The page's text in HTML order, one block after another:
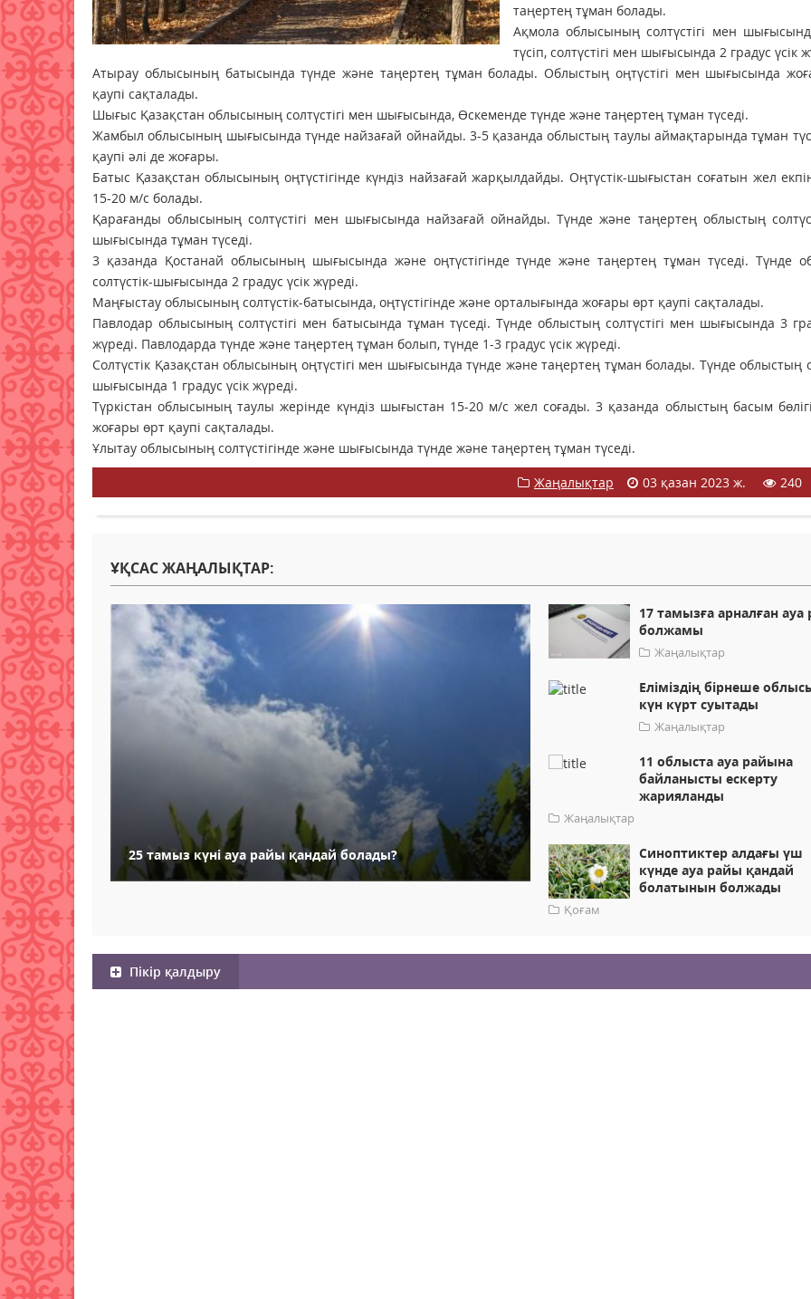
таңертең тұман болады.
Ақмола облысының солтүстігі мен
түсіп, солтүстігі мен шығысында 2 градус үсік
Атырау облысының батысында түнде және таңертең тұман болады. Облыстың оңтүстігі мен шығысында
қаупі сақталады.
Шығыс Қазақстан облысының солтүстігі мен шығысында, Өскеменде түнде және таңертең тұман түседі.
Жамбыл облысының шығысында түнде найзағай ойнайды. 3-5 қазанда облыстың таулы аймақтарында тұман
қаупі әлі де жоғары.
Батыс Қазақстан облысының оңтүстігінде күндіз найзағай жарқылдайды. Оңтүстік-шығыстан соғатын жел
15-20 м/с болады.
Қарағанды облысының солтүстігі мен шығысында найзағай ойнайды. Түнде және таңертең облыстың
шығысында тұман түседі.
3 қазанда Қостанай облысының шығысында және оңтүстігінде түнде және таңертең тұман түседі. Түнде
солтүстік-шығысында 2 градус үсік жүреді.
Маңғыстау облысының солтүстік-батысында, оңтүстігінде және орталығында жоғары өрт қаупі сақталады.
Павлодар облысының солтүстігі мен батысында тұман түседі. Түнде облыстың солтүстігі мен шығысында 3
жүреді. Павлодарда түнде және таңертең тұман болып, түнде 1-3 градус үсік жүреді.
Солтүстік Қазақстан облысының оңтүстігі мен шығысында түнде және таңертең тұман болады. Түнде облыстың
шығысында 1 градус үсік жүреді.
Түркістан облысының таулы жерінде күндіз шығыстан 15-20 м/с жел соғады. 3 қазанда облыстың басым
жоғары өрт қаупі сақталады.
Ұлытау облысының солтүстігінде және шығысында түнде және таңертең тұман түседі.
Жаңалықтар
03 қазан 2023 ж. 240
ҰҚСАС ЖАҢАЛЫҚТАР:
25 тамыз күні ауа райы қандай болады?
17 тамызға арналған ауа
болжамы
Жаңалықтар
Еліміздің бірнеше
күн күрт суытады
Жаңалықтар
11 облыста ауа райына
байланысты ескерту
жарияланды
Жаңалықтар
Синоптиктер алдағы үш
күнде ауа райы қандай
болатынын болжады
Қоғам
Пікір қалдыру